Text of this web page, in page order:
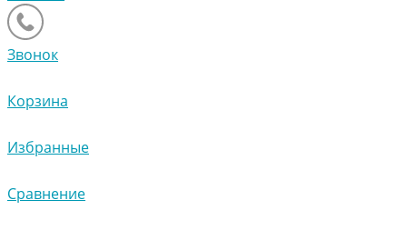
Звонок
Корзина
Избранные
Сравнение